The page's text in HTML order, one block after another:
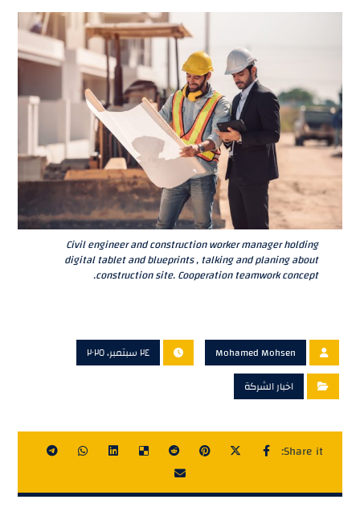
Civil engineer and construction worker manager holding
digital tablet and blueprints , talking and planing about
construction site. Cooperation teamwork concept.
Mohamed Mohsen
٢٤ سبتمبر، ٢٠٢٥
اخبار الشركة